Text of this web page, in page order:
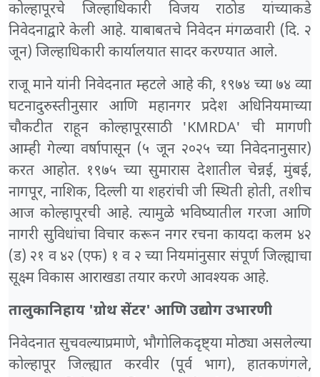
कोल्हापूरचे जिल्हाधिकारी विजय राठोड यांच्याकडे
निवेदनाद्वारे केली आहे. याबाबतचे निवेदन मंगळवारी (दि. २
जून) जिल्हाधिकारी कार्यालयात सादर करण्यात आले.
​राजू माने यांनी निवेदनात म्हटले आहे की, १९७४ च्या ७४ व्या
घटनादुरुस्तीनुसार आणि महानगर प्रदेश अधिनियमाच्या
चौकटीत राहून कोल्हापूरसाठी 'KMRDA' ची मागणी
आम्ही गेल्या वर्षापासून (५ जून २०२५ च्या निवेदनानुसार)
करत आहोत. १९७५ च्या सुमारास देशातील चेन्नई, मुंबई,
नागपूर, नाशिक, दिल्ली या शहरांची जी स्थिती होती, तशीच
आज कोल्हापूरची आहे. त्यामुळे भविष्यातील गरजा आणि
नागरी सुविधांचा विचार करून नगर रचना कायदा कलम ४२
(ड) २१ व ४२ (एफ) १ व २ च्या नियमांनुसार संपूर्ण जिल्ह्याचा
सूक्ष्म विकास आराखडा तयार करणे आवश्यक आहे.
तालुकानिहाय 'ग्रोथ सेंटर' आणि उद्योग उभारणी
निवेदनात सुचवल्याप्रमाणे, भौगोलिकदृष्ट्या मोठ्या असलेल्या
कोल्हापूर जिल्ह्यात करवीर (पूर्व भाग), हातकणंगले,